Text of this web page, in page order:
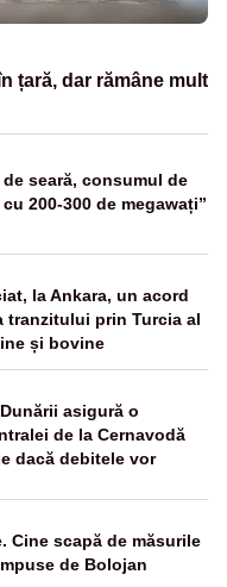
țară, dar rămâne mult
seară, consumul de
200-300 de megawați”
la Ankara, un acord
tranzitului prin Turcia al
și bovine
asigură o
de la Cernavodă
dacă debitele vor
Cine scapă de măsurile
de Bolojan